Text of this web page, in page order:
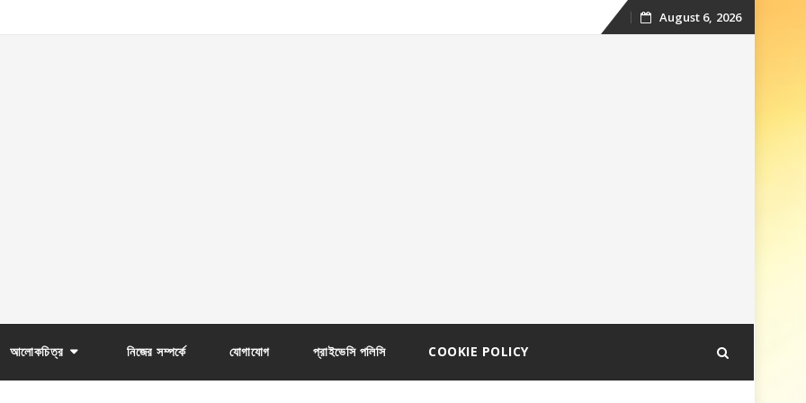
Skip
August 6, 2026
আলোকচিত্র নিজের সম্পর্কে যোগাযোগ প্রাইভেসি পলিসি COOKIE POLICY